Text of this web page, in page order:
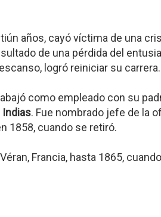
años, cayó víctima de una
de una pérdida del
logró reiniciar su carrera.
como empleado con su
Indias. Fue nombrado jefe de la
1858, cuando se retiró.
Francia, hasta 1865,